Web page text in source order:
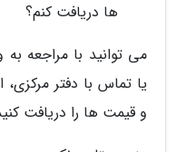
ها دریافت کنم؟
می توانید با مراجعه
یا تماس با دفتر مرکزی،
و قیمت ها را دریافت